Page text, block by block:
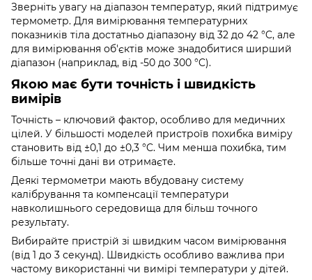
Зверніть увагу на діапазон температур, який підтримує
термометр. Для вимірювання температурних
показників тіла достатньо діапазону від 32 до 42 °C, але
для вимірювання об'єктів може знадобитися ширший
діапазон (наприклад, від -50 до 300 °C).
Якою має бути точність і швидкість
вимірів
Точність – ключовий фактор, особливо для медичних
цілей. У більшості моделей пристроїв похибка виміру
становить від ±0,1 до ±0,3 °C. Чим менша похибка, тим
більше точні дані ви отримаєте.
Деякі термометри мають вбудовану систему
калібрування та компенсації температури
навколишнього середовища для більш точного
результату.
Вибирайте пристрій зі швидким часом вимірювання
(від 1 до 3 секунд). Швидкість особливо важлива при
частому використанні чи вимірі температури у дітей.